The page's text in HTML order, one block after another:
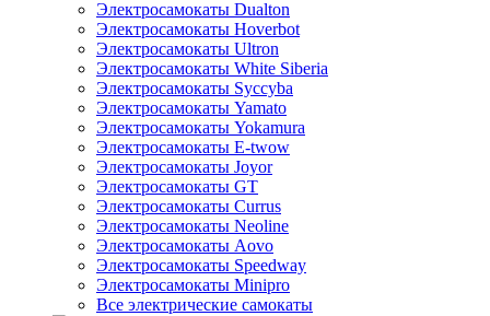
Электросамокаты Dualton
Электросамокаты Hoverbot
Электросамокаты Ultron
Электросамокаты White Siberia
Электросамокаты Syccyba
Электросамокаты Yamato
Электросамокаты Yokamura
Электросамокаты E-twow
Электросамокаты Joyor
Электросамокаты GT
Электросамокаты Currus
Электросамокаты Neoline
Электросамокаты Aovo
Электросамокаты Speedway
Электросамокаты Minipro
Все электрические самокаты